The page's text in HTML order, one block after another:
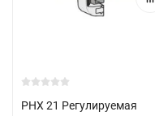
PHX 21 Регулируемая